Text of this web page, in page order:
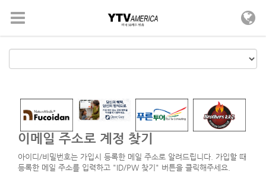
이메일 주소로 계정 찾기
아이디/비밀번호는 가입시 등록한 메일 주소로 알려드립니다. 가입할 때
등록한 메일 주소를 입력하고 "ID/PW 찾기" 버튼을 클릭해주세요.